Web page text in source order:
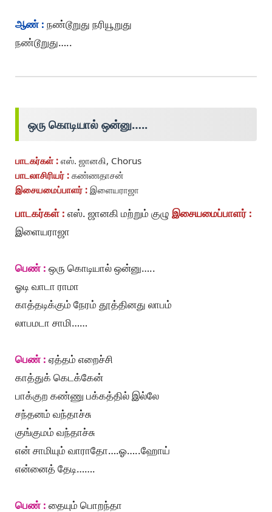
ஆண் : நண்டூறுது நரியூறுது
நண்டூறுது…..
ஒரு கொடியால் ஒன்னு…..
பாடகர்கள் : எஸ். ஜானகி, Chorus
பாடலாசிரியர் : கண்ணதாசன்
இசையமைப்பாளர் : இளையராஜா
பாடகர்கள் : எஸ். ஜானகி மற்றும் குழு இசையமைப்பாளர் :
இளையராஜா
பெண் : ஒரு கொடியால் ஒன்னு…..
ஓடி வாடா ராமா
காத்தடிக்கும் நேரம் தூத்தினது லாபம்
லாபமடா சாமி……
பெண் : ஏத்தம் எறைச்சி
காத்துக் கெடக்கேன்
பாக்குற கண்ணு பக்கத்தில் இல்லே
சந்தனம் வந்தாச்சு
குங்குமம் வந்தாச்சு
என் சாமியும் வாராதோ….ஓ…..ஹோய்
என்னைத் தேடி…….
பெண் : தையும் பொறந்தா